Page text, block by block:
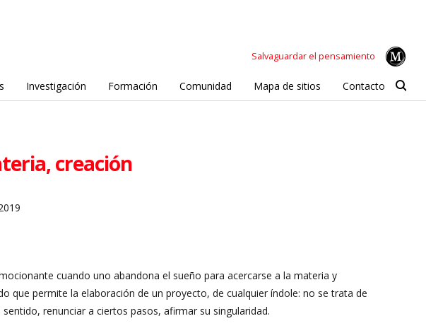
Salvaguardar el pensamiento
Investigación Formación Comunidad Mapa de sitios Contacto
creación
cuando uno abandona el sueño para acercarse a la materia y
que permite la elaboración de un proyecto, de cualquier índole: no se trata de
renunciar a ciertos pasos, afirmar su singularidad.